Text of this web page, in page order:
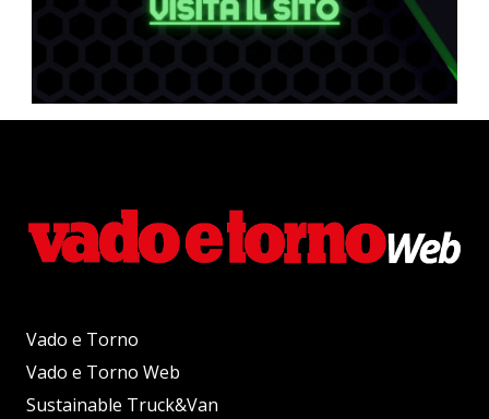
Vado e Torno
Vado e Torno Web
Sustainable Truck&Van